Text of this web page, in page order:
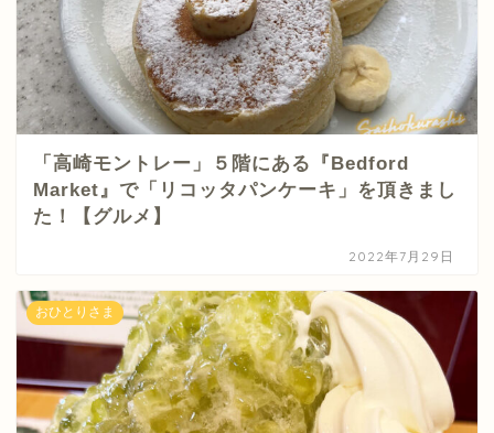
「高崎モントレー」５階にある『Bedford
Market』で「リコッタパンケーキ」を頂きまし
た！【グルメ】
2022年7月29日
おひとりさま